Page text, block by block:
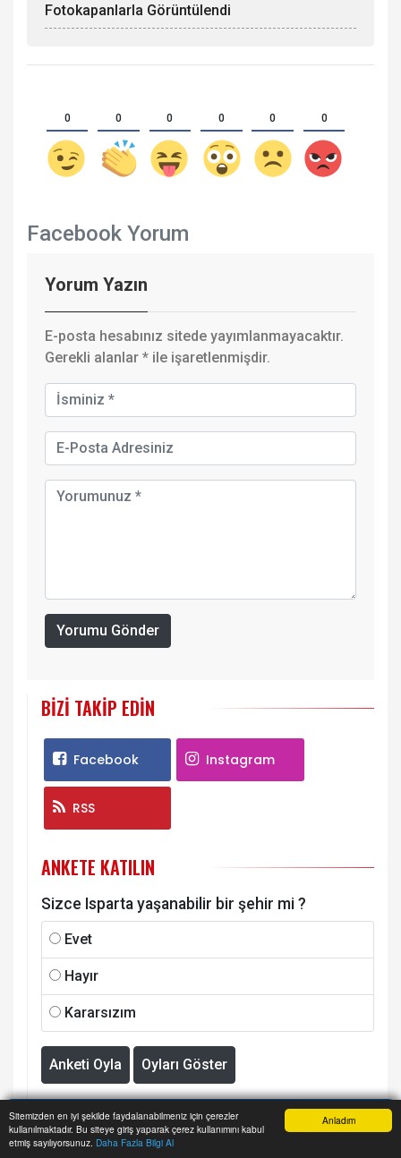
Anladım
Sitemizden en iyi şekilde faydalanabilmeniz için çerezler
kullanılmaktadır. Bu siteye giriş yaparak çerez kullanımını kabul
etmiş sayılıyorsunuz. Daha Fazla Bilgi Al
Fotokapanlarla Görüntülendi
0 0 0 0 0 0
Facebook Yorum
Yorum Yazın
E-posta hesabınız sitede yayımlanmayacaktır.
Gerekli alanlar * ile işaretlenmişdir.
Yorumu Gönder
BIZI TAKIP EDIN
Facebook Instagram
RSS
ANKETE KATILIN
Sizce Isparta yaşanabilir bir şehir mi ?
Evet
Hayır
Kararsızım
Anketi Oyla Oyları Göster
BENZER HABERLER
Anasayfa Yazarlar Haber Ara İhbar Hattı Menu